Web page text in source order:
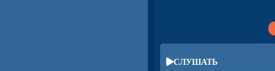
СЛУШАТЬ